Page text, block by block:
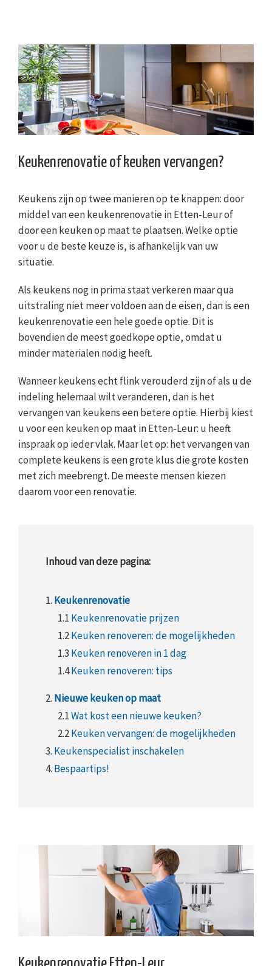
Keukenrenovatie of keuken vervangen?
Keukens zijn op twee manieren op te knappen: door
middel van een keukenrenovatie in Etten-Leur of
door een keuken op maat te plaatsen. Welke optie
voor u de beste keuze is, is afhankelijk van uw
situatie.
Als keukens nog in prima staat verkeren maar qua
uitstraling niet meer voldoen aan de eisen, dan is een
keukenrenovatie een hele goede optie. Dit is
bovendien de meest goedkope optie, omdat u
minder materialen nodig heeft.
Wanneer keukens echt flink verouderd zijn of als u de
indeling helemaal wilt veranderen, dan is het
vervangen van keukens een betere optie. Hierbij kiest
u voor een keuken op maat in Etten-Leur: u heeft
inspraak op ieder vlak. Maar let op: het vervangen van
complete keukens is een grote klus die grote kosten
met zich meebrengt. De meeste mensen kiezen
daarom voor een renovatie.
Inhoud van deze pagina:
1. Keukenrenovatie
1.1 Keukenrenovatie prijzen
1.2Keuken renoveren: de mogelijkheden
1.3 Keuken renoveren in 1 dag
1.4Keuken renoveren: tips
2. Nieuwe keuken op maat
2.1Wat kost een nieuwe keuken?
2.2Keuken vervangen: de mogelijkheden
3. Keukenspecialist inschakelen
4. Bespaartips!